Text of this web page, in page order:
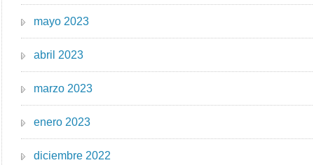
mayo 2023
abril 2023
marzo 2023
enero 2023
diciembre 2022